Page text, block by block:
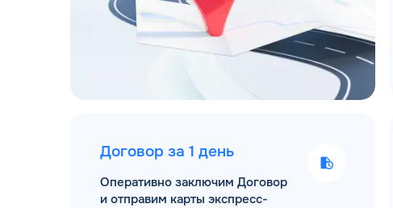
Договор за 1 день
Оперативно заключим Договор
и отправим карты экспресс-